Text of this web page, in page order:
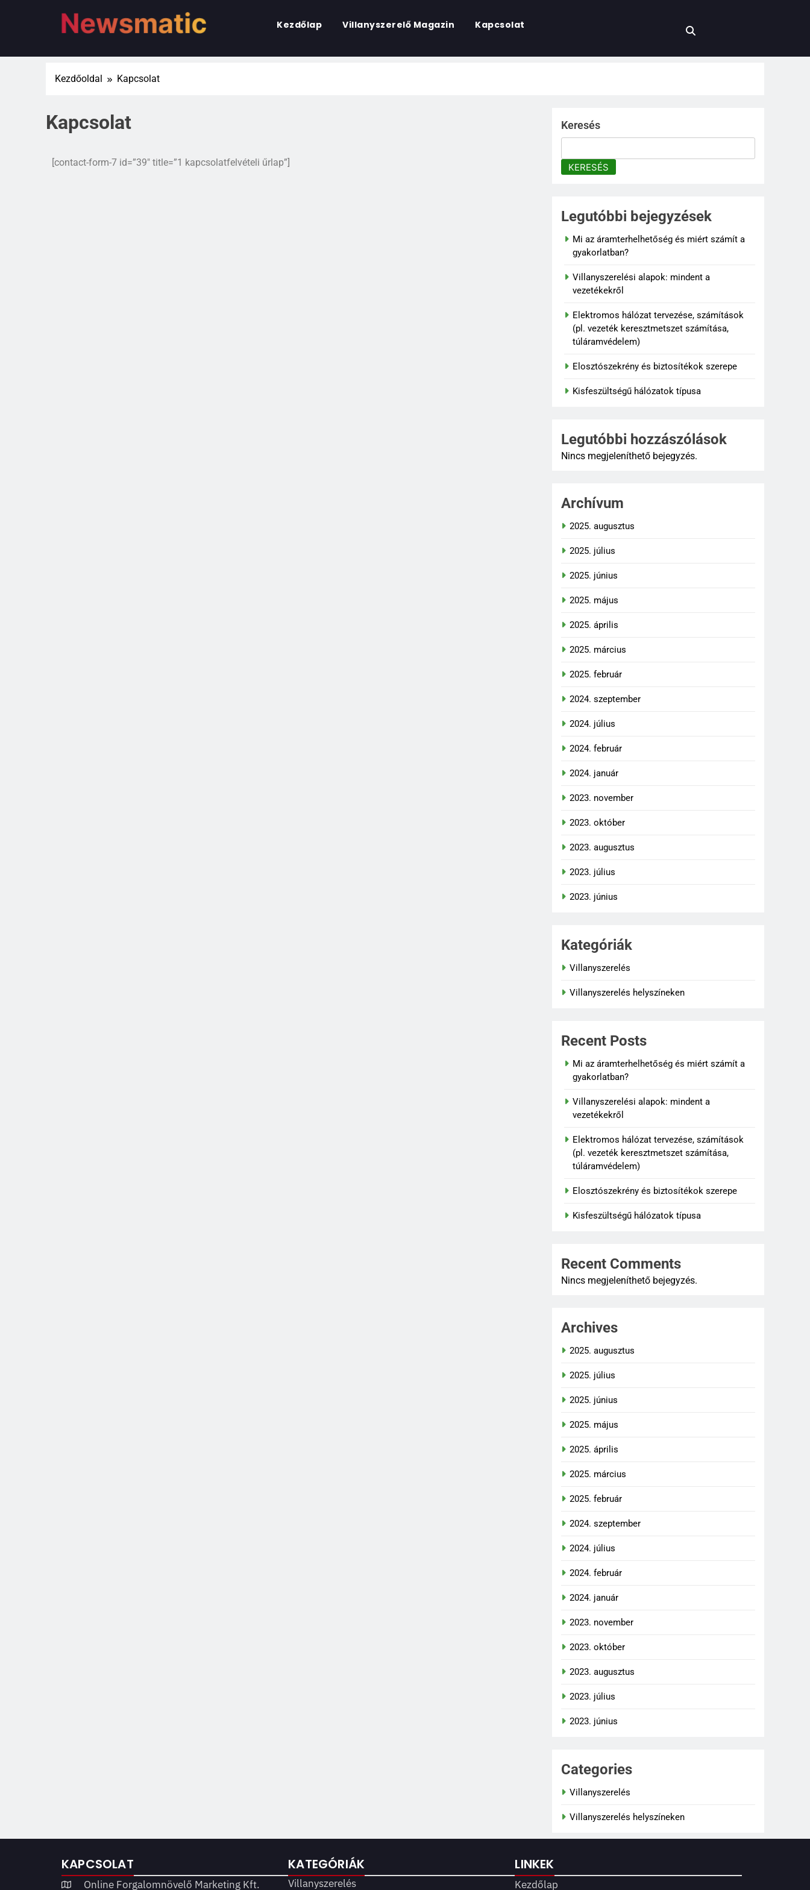
Kezdőlap Villanyszerelő Magazin Kapcsolat
Kezdőoldal Kapcsolat
Kapcsolat
[contact-form-7 id=”39″ title=”1 kapcsolatfelvételi űrlap”]
Keresés
KERESÉS
Legutóbbi bejegyzések
Mi az áramterhelhetőség és miért számít a
gyakorlatban?
Villanyszerelési alapok: mindent a
vezetékekről
Elektromos hálózat tervezése, számítások
(pl. vezeték keresztmetszet számítása,
túláramvédelem)
Elosztószekrény és biztosítékok szerepe
Kisfeszültségű hálózatok típusa
Legutóbbi hozzászólások
Nincs megjeleníthető bejegyzés.
Archívum
2025. augusztus
2025. július
2025. június
2025. május
2025. április
2025. március
2025. február
2024. szeptember
2024. július
2024. február
2024. január
2023. november
2023. október
2023. augusztus
2023. július
2023. június
Kategóriák
Villanyszerelés
Villanyszerelés helyszíneken
Recent Posts
Mi az áramterhelhetőség és miért számít a
gyakorlatban?
Villanyszerelési alapok: mindent a
vezetékekről
Elektromos hálózat tervezése, számítások
(pl. vezeték keresztmetszet számítása,
túláramvédelem)
Elosztószekrény és biztosítékok szerepe
Kisfeszültségű hálózatok típusa
Recent Comments
Nincs megjeleníthető bejegyzés.
Archives
2025. augusztus
2025. július
2025. június
2025. május
2025. április
2025. március
2025. február
2024. szeptember
2024. július
2024. február
2024. január
2023. november
2023. október
2023. augusztus
2023. július
2023. június
Categories
Villanyszerelés
Villanyszerelés helyszíneken
KAPCSOLAT
Online Forgalomnövelő Marketing Kft.
KATEGÓRIÁK
Villanyszerelés
LINKEK
Kezdőlap